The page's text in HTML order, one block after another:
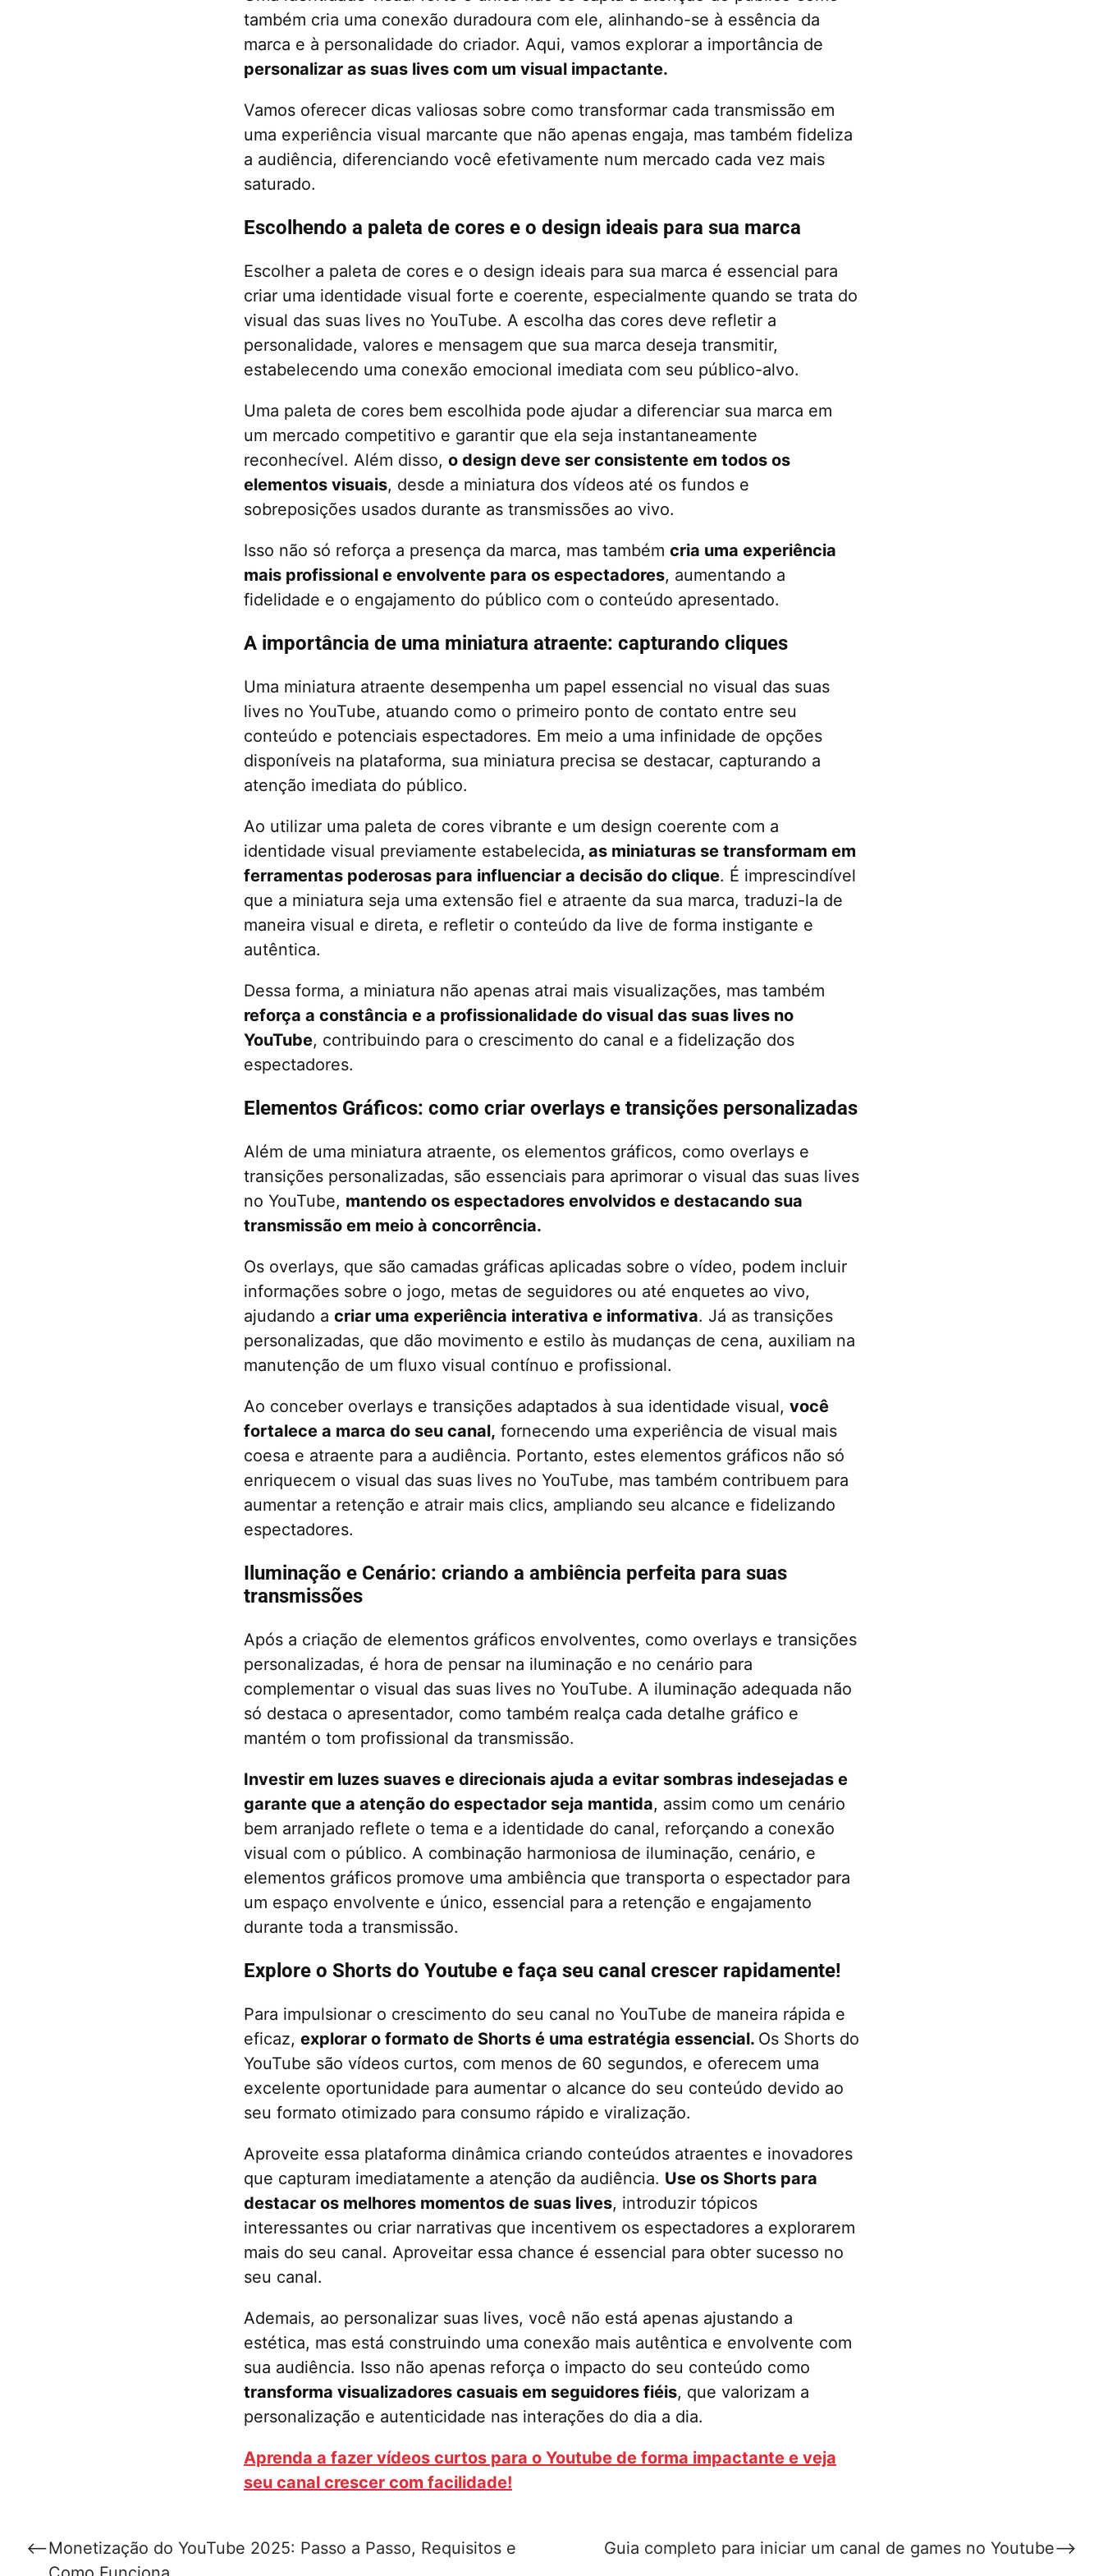
também cria uma conexão duradoura com ele, alinhando-se à essência da
marca e à personalidade do criador. Aqui, vamos explorar a importância de
personalizar as suas lives com um visual impactante.
Vamos oferecer dicas valiosas sobre como transformar cada transmissão em
uma experiência visual marcante que não apenas engaja, mas também fideliza
a audiência, diferenciando você efetivamente num mercado cada vez mais
saturado.
Escolhendo a paleta de cores e o design ideais para sua marca
Escolher a paleta de cores e o design ideais para sua marca é essencial para
criar uma identidade visual forte e coerente, especialmente quando se trata do
visual das suas lives no YouTube. A escolha das cores deve refletir a
personalidade, valores e mensagem que sua marca deseja transmitir,
estabelecendo uma conexão emocional imediata com seu público-alvo.
Uma paleta de cores bem escolhida pode ajudar a diferenciar sua marca em
um mercado competitivo e garantir que ela seja instantaneamente
reconhecível. Além disso, o design deve ser consistente em todos os
elementos visuais, desde a miniatura dos vídeos até os fundos e
sobreposições usados durante as transmissões ao vivo.
Isso não só reforça a presença da marca, mas também cria uma experiência
mais profissional e envolvente para os espectadores, aumentando a
fidelidade e o engajamento do público com o conteúdo apresentado.
A importância de uma miniatura atraente: capturando cliques
Uma miniatura atraente desempenha um papel essencial no visual das suas
lives no YouTube, atuando como o primeiro ponto de contato entre seu
conteúdo e potenciais espectadores. Em meio a uma infinidade de opções
disponíveis na plataforma, sua miniatura precisa se destacar, capturando a
atenção imediata do público.
Ao utilizar uma paleta de cores vibrante e um design coerente com a
identidade visual previamente estabelecida, as miniaturas se transformam em
ferramentas poderosas para influenciar a decisão do clique. É imprescindível
que a miniatura seja uma extensão fiel e atraente da sua marca, traduzi-la de
maneira visual e direta, e refletir o conteúdo da live de forma instigante e
autêntica.
Dessa forma, a miniatura não apenas atrai mais visualizações, mas também
reforça a constância e a profissionalidade do visual das suas lives no
YouTube, contribuindo para o crescimento do canal e a fidelização dos
espectadores.
Elementos Gráficos: como criar overlays e transições personalizadas
Além de uma miniatura atraente, os elementos gráficos, como overlays e
transições personalizadas, são essenciais para aprimorar o visual das suas lives
no YouTube, mantendo os espectadores envolvidos e destacando sua
transmissão em meio à concorrência.
Os overlays, que são camadas gráficas aplicadas sobre o vídeo, podem incluir
informações sobre o jogo, metas de seguidores ou até enquetes ao vivo,
ajudando a criar uma experiência interativa e informativa. Já as transições
personalizadas, que dão movimento e estilo às mudanças de cena, auxiliam na
manutenção de um fluxo visual contínuo e profissional.
Ao conceber overlays e transições adaptados à sua identidade visual, você
fortalece a marca do seu canal, fornecendo uma experiência de visual mais
coesa e atraente para a audiência. Portanto, estes elementos gráficos não só
enriquecem o visual das suas lives no YouTube, mas também contribuem para
aumentar a retenção e atrair mais clics, ampliando seu alcance e fidelizando
espectadores.
Iluminação e Cenário: criando a ambiência perfeita para suas
transmissões
Após a criação de elementos gráficos envolventes, como overlays e transições
personalizadas, é hora de pensar na iluminação e no cenário para
complementar o visual das suas lives no YouTube. A iluminação adequada não
só destaca o apresentador, como também realça cada detalhe gráfico e
mantém o tom profissional da transmissão.
Investir em luzes suaves e direcionais ajuda a evitar sombras indesejadas e
garante que a atenção do espectador seja mantida, assim como um cenário
bem arranjado reflete o tema e a identidade do canal, reforçando a conexão
visual com o público. A combinação harmoniosa de iluminação, cenário, e
elementos gráficos promove uma ambiência que transporta o espectador para
um espaço envolvente e único, essencial para a retenção e engajamento
durante toda a transmissão.
Explore o Shorts do Youtube e faça seu canal crescer rapidamente!
Para impulsionar o crescimento do seu canal no YouTube de maneira rápida e
eficaz, explorar o formato de Shorts é uma estratégia essencial. Os Shorts do
YouTube são vídeos curtos, com menos de 60 segundos, e oferecem uma
excelente oportunidade para aumentar o alcance do seu conteúdo devido ao
seu formato otimizado para consumo rápido e viralização.
Aproveite essa plataforma dinâmica criando conteúdos atraentes e inovadores
que capturam imediatamente a atenção da audiência. Use os Shorts para
destacar os melhores momentos de suas lives, introduzir tópicos
interessantes ou criar narrativas que incentivem os espectadores a explorarem
mais do seu canal. Aproveitar essa chance é essencial para obter sucesso no
seu canal.
Ademais, ao personalizar suas lives, você não está apenas ajustando a
estética, mas está construindo uma conexão mais autêntica e envolvente com
sua audiência. Isso não apenas reforça o impacto do seu conteúdo como
transforma visualizadores casuais em seguidores fiéis, que valorizam a
personalização e autenticidade nas interações do dia a dia.
Aprenda a fazer vídeos curtos para o Youtube de forma impactante e veja
seu canal crescer com facilidade!
Navegação
⟵Monetização do YouTube 2025: Passo a Passo, Requisitos e
Guia completo para iniciar um canal de games no Youtube⟶